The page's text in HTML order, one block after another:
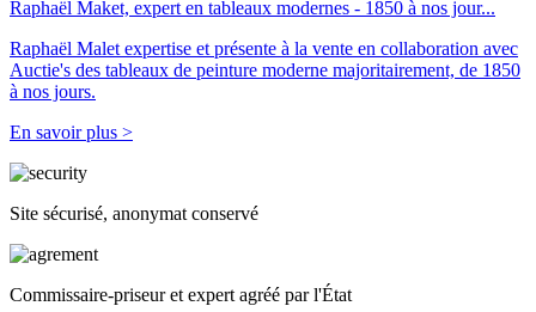
Raphaël Maket, expert en tableaux modernes - 1850 à nos jour...
Raphaël Malet expertise et présente à la vente en collaboration avec
Auctie's des tableaux de peinture moderne majoritairement, de 1850
à nos jours.
En savoir plus >
Site sécurisé, anonymat conservé
Commissaire-priseur et expert agréé par l'État